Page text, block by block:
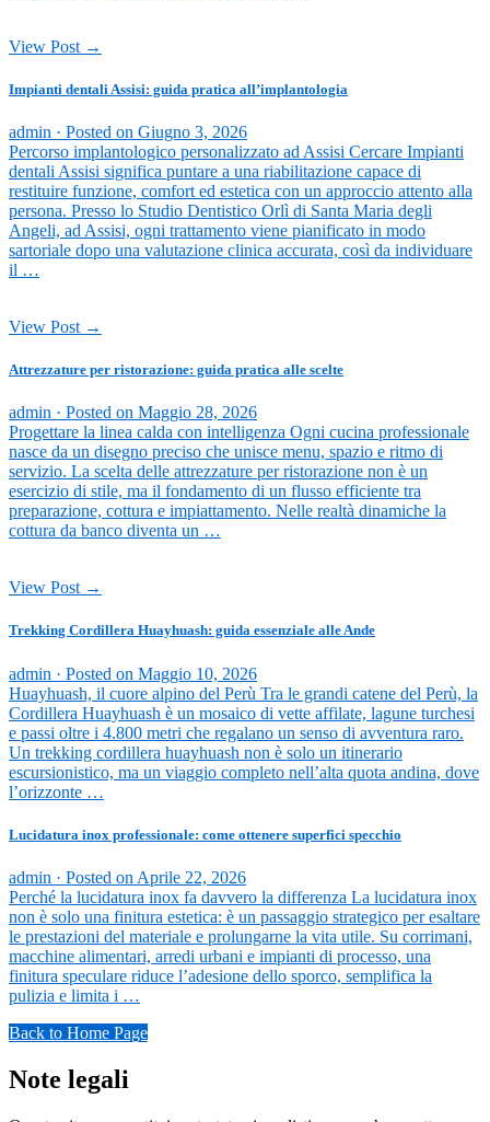
View Post →
Impianti dentali Assisi: guida pratica all’implantologia
admin · Posted on Giugno 3, 2026
Percorso implantologico personalizzato ad Assisi Cercare Impianti
dentali Assisi significa puntare a una riabilitazione capace di
restituire funzione, comfort ed estetica con un approccio attento alla
persona. Presso lo Studio Dentistico Orlì di Santa Maria degli
Angeli, ad Assisi, ogni trattamento viene pianificato in modo
sartoriale dopo una valutazione clinica accurata, così da individuare
il …
View Post →
Attrezzature per ristorazione: guida pratica alle scelte
admin · Posted on Maggio 28, 2026
Progettare la linea calda con intelligenza Ogni cucina professionale
nasce da un disegno preciso che unisce menu, spazio e ritmo di
servizio. La scelta delle attrezzature per ristorazione non è un
esercizio di stile, ma il fondamento di un flusso efficiente tra
preparazione, cottura e impiattamento. Nelle realtà dinamiche la
cottura da banco diventa un …
View Post →
Trekking Cordillera Huayhuash: guida essenziale alle Ande
admin · Posted on Maggio 10, 2026
Huayhuash, il cuore alpino del Perù Tra le grandi catene del Perù, la
Cordillera Huayhuash è un mosaico di vette affilate, lagune turchesi
e passi oltre i 4.800 metri che regalano un senso di avventura raro.
Un trekking cordillera huayhuash non è solo un itinerario
escursionistico, ma un viaggio completo nell’alta quota andina, dove
l’orizzonte …
Lucidatura inox professionale: come ottenere superfici specchio
admin · Posted on Aprile 22, 2026
Perché la lucidatura inox fa davvero la differenza La lucidatura inox
non è solo una finitura estetica: è un passaggio strategico per esaltare
le prestazioni del materiale e prolungarne la vita utile. Su corrimani,
macchine alimentari, arredi urbani e impianti di processo, una
finitura speculare riduce l’adesione dello sporco, semplifica la
pulizia e limita i …
Back to Home Page
Note legali